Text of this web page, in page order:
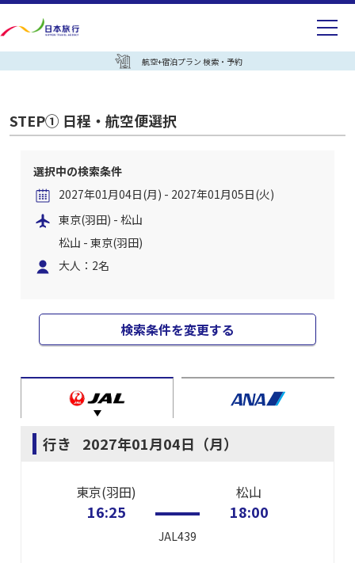
航空+宿泊プラン 検索・予約
STEP① 日程・航空便選択
選択中の検索条件
2027年01月04日(月) - 2027年01月05日(火)
東京(羽田) - 松山
松山 - 東京(羽田)
大人：2名
検索条件を変更する
行き 2027年01月04日（月）
東京(羽田)
16:25
JAL439
松山
18:00